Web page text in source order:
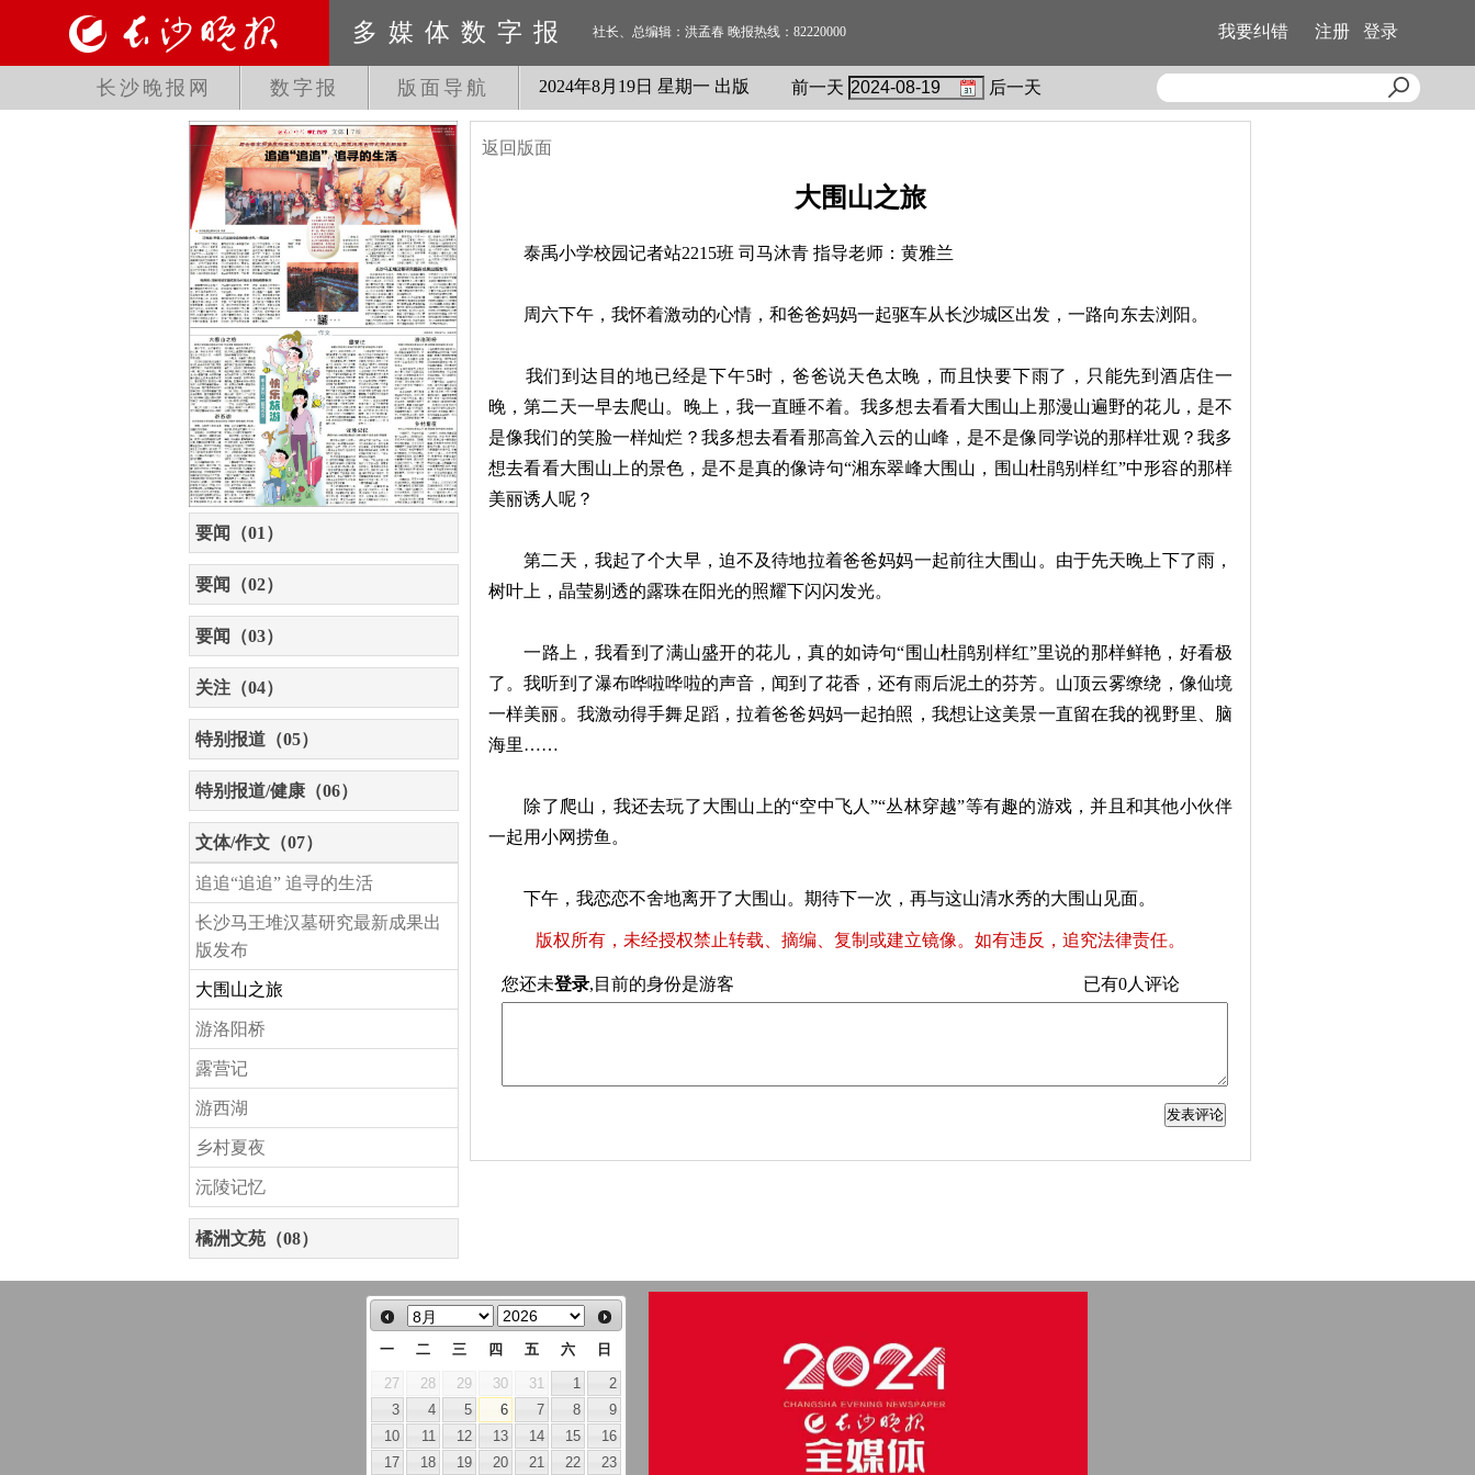
多媒体数字报 社长、总编辑：洪孟春 晚报热线：82220000 我要纠错 注册 登录
长沙晚报网 数字报 版面导航 2024年8月 19日 星期一 出版 前一天 后一天
要闻（01）
要闻（02）
要闻（03）
关注（04）
特别报道（05）
特别报道/健康（06）
文体/作文（07）
追追“追追” 追寻的生活
长沙马王堆汉墓研究最新成果出
版发布
大围山之旅
游洛阳桥
露营记
游西湖
乡村夏夜
沅陵记忆
橘洲文苑（08）
返回版面
大围山之旅
泰禹小学校园记者站2215班 司马沐青 指导老师：黄雅兰
周六下午，我怀着激动的心情，和爸爸妈妈一起驱车从长沙城区出发，一路向东去浏阳。
我们到达目的地已经是下午5时，爸爸说天色太晚，而且快要下雨了，只能先到酒店住一
晚，第二天一早去爬山。晚上，我一直睡不着。我多想去看看大围山上那漫山遍野的花儿，是不
是像我们的笑脸一样灿烂？我多想去看看那高耸入云的山峰，是不是像同学说的那样壮观？我多
想去看看大围山上的景色，是不是真的像诗句“湘东翠峰大围山，围山杜鹃别样红”中形容的那样
美丽诱人呢？
第二天，我起了个大早，迫不及待地拉着爸爸妈妈一起前往大围山。由于先天晚上下了雨，
树叶上，晶莹剔透的露珠在阳光的照耀下闪闪发光。
一路上，我看到了满山盛开的花儿，真的如诗句“围山杜鹃别样红”里说的那样鲜艳，好看极
了。我听到了瀑布哗啦哗啦的声音，闻到了花香，还有雨后泥土的芬芳。山顶云雾缭绕，像仙境
一样美丽。我激动得手舞足蹈，拉着爸爸妈妈一起拍照，我想让这美景一直留在我的视野里、脑
海里……
除了爬山，我还去玩了大围山上的“空中飞人”“丛林穿越”等有趣的游戏，并且和其他小伙伴
一起用小网捞鱼。
下午，我恋恋不舍地离开了大围山。期待下一次，再与这山清水秀的大围山见面。
版权所有，未经授权禁止转载、摘编、复制或建立镜像。如有违反，追究法律责任。
您还未登录,目前的身份是游客 已有0人评论
一 二 三 四 五 六 日
27 28 29 30 31 1
2
3
4 5 6 7 8
9
10
11 12 13 14 15
16
17
18 19 20 21 22 23